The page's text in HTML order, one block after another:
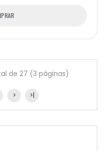
de 27 (3 páginas)
> >|